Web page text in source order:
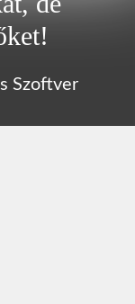
Szoftver